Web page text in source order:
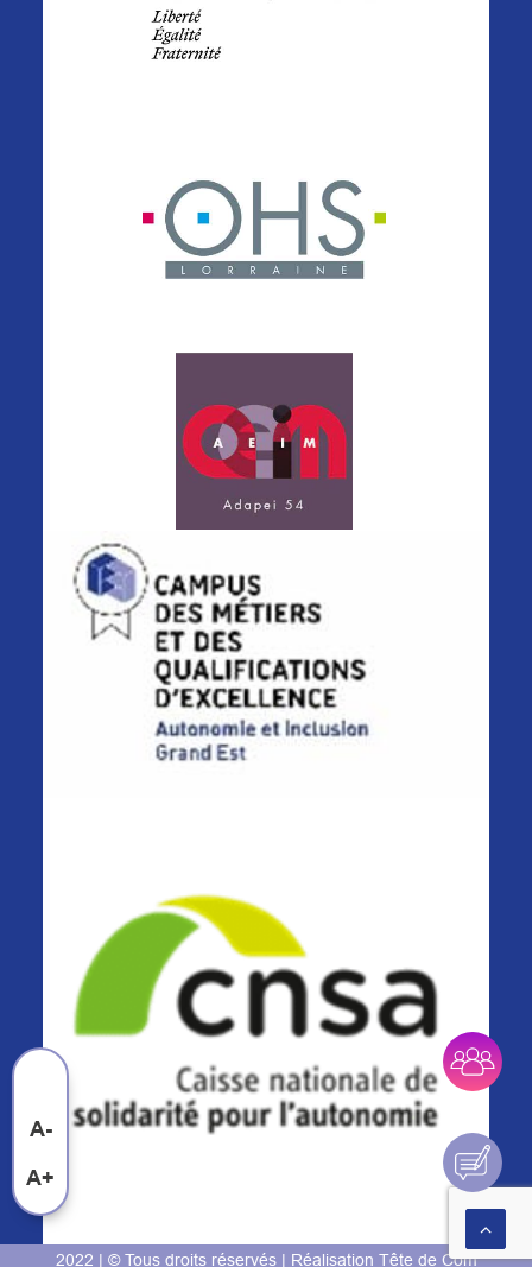
A-
A+
2022 | © Tous droits réservés | Réalisation Tête de Com